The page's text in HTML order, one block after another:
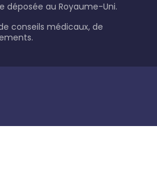
déposée au Royaume-Uni.
conseils médicaux, de